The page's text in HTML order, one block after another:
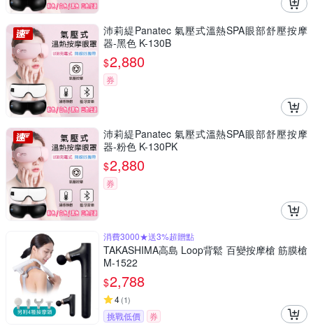
沛莉緹Panatec 氣壓式溫熱SPA眼部舒壓按摩
器-黑色 K-130B
$2,880
券
沛莉緹Panatec 氣壓式溫熱SPA眼部舒壓按摩
器-粉色 K-130PK
$2,880
券
消費3000★送3%超贈點
TAKASHIMA高島 Loop背鬆 百變按摩槍 筋膜槍
M-1522
$2,788
4(1)
挑戰低價
券